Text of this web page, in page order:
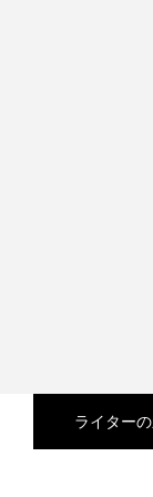
ライター